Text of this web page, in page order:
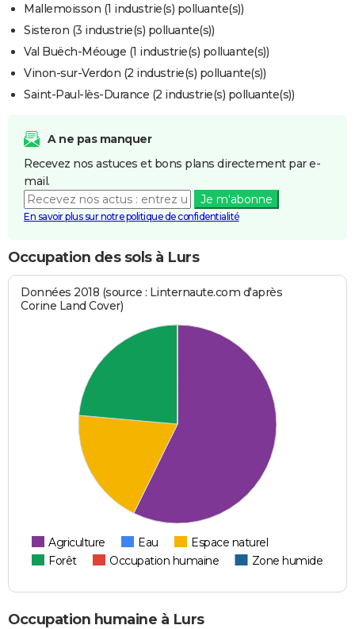
Mallemoisson (1 industrie(s) polluante(s))
Sisteron (3 industrie(s) polluante(s))
Val Buëch-Méouge (1 industrie(s) polluante(s))
Vinon-sur-Verdon (2 industrie(s) polluante(s))
Saint-Paul-lès-Durance (2 industrie(s) polluante(s))
A ne pas manquer
Recevez nos astuces et bons plans directement par e-
mail.
Je m'abonne
En savoir plus sur notre politique de confidentialité
Occupation des sols à Lurs
Données 2018 (source : Linternaute.com d'après
Corine Land Cover)
Agriculture Eau
Espace naturel
Forêt
Occupation humaine Zone humide
Occupation humaine à Lurs